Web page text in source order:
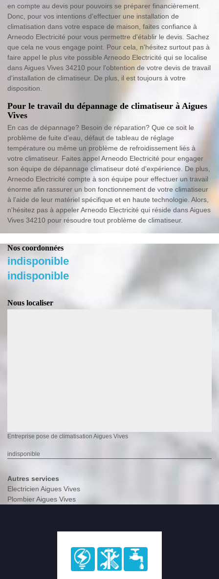
en compte au devis pour pouvoirs se préparer financièrement.
Donc, pour vos intentions d'effectuer une installation de
climatisation dans votre espace de maison, faites confiance à
Arneodo Electricité pour vous permettre d'établir le devis. Sachez
que cela ne vous engage point. Pour cela, n'hésitez surtout pas à
faire appel le plus vite possible Arneodo Electricité qui se localise
dans Aigues Vives 34210 pour l'obtention de votre devis de travail
d'installation de climatiseur. De plus, il est toujours à votre
disposition.
Pour le travail du dépannage de climatiseur à Aigues
Vives
En cas de dépannage? Besoin de réparation? Que ce soit le
problème de fuite d'eau, défaut de tableau de réglage
température ou même un problème de refroidissement liés à
votre climatiseur. Faites appel Arneodo Electricité pour engager
son équipe de dépannage climatiseur doté d'expérience. De plus,
Arneodo Electricité compte à son équipe pour effectuer un travail
énorme afin rassurer un bon fonctionnement de votre climatiseur
à l'aide de leur matériel spécifique et en haute technologie. Alors,
n'hésitez pas à appeler Arneodo Electricité qui réside dans Aigues
Vives 34210 pour résoudre tout problème de climatiseur.
Nos coordonnées
indisponible
indisponible
Nous localiser
Entreprise pose de climatisation Aigues Vives
indisponible
Autres services
Electricien Aigues Vives
Plombier Aigues Vives